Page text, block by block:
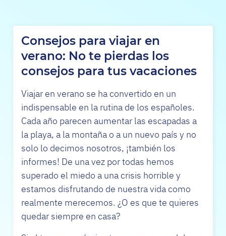
Consejos para viajar en
verano: No te pierdas los
consejos para tus vacaciones
Viajar en verano se ha convertido en un
indispensable en la rutina de los españoles.
Cada año parecen aumentar las escapadas a
la playa, a la montaña o a un nuevo país y no
solo lo decimos nosotros, ¡también los
informes! De una vez por todas hemos
superado el miedo a una crisis horrible y
estamos disfrutando de nuestra vida como
realmente merecemos. ¿O es que te quieres
quedar siempre en casa?